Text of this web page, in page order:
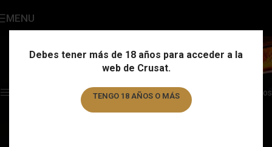
Debes tener más de 18 años para acceder a la
web de Crusat.
TENGO 18 AÑOS O MÁS
MENU Botella 33cl
Botella 33cl/Page 8 Showing 85–96 of 112 results
Filtros